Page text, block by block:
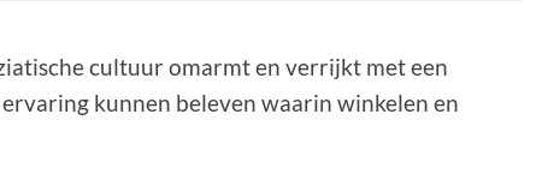
cultuur omarmt en verrijkt met een
kunnen beleven waarin winkelen en